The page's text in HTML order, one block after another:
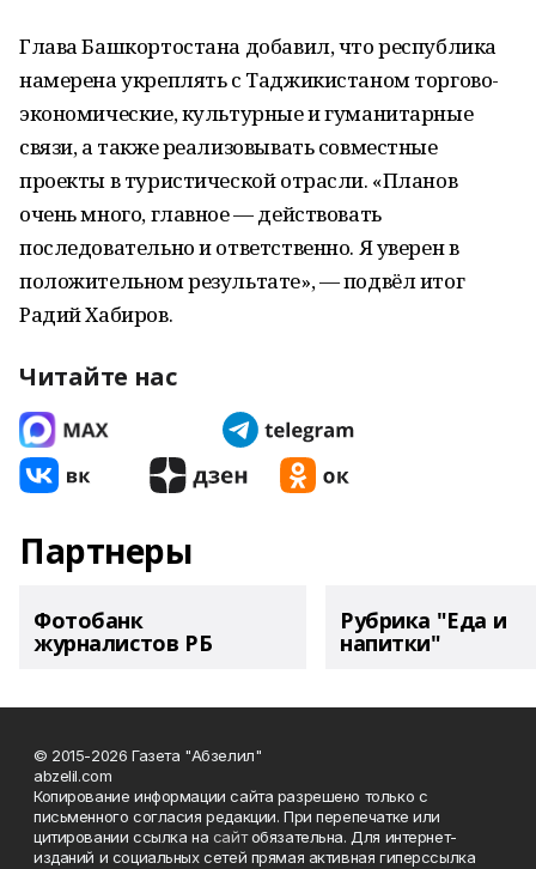
Глава Башкортостана добавил, что республика
намерена укреплять с Таджикистаном торгово-
экономические, культурные и гуманитарные
связи, а также реализовывать совместные
проекты в туристической отрасли. «Планов
очень много, главное — действовать
последовательно и ответственно. Я уверен в
положительном результате», — подвёл итог
Радий Хабиров.
Читайте нас
Партнеры
Фотобанк
журналистов РБ
Рубрика "Еда и
напитки"
© 2015-2026 Газета "Абзелил"
abzelil.com
Копирование информации сайта разрешено только с
письменного согласия редакции. При перепечатке или
цитировании ссылка на сайтобязательна. Для интернет-
изданий и социальных сетей прямая активная гиперссылка